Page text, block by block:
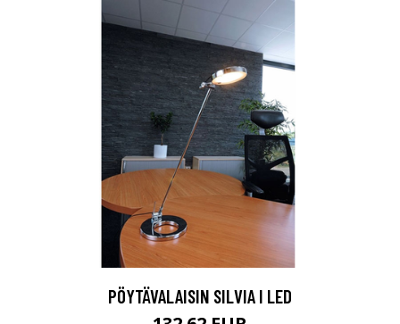
PÖYTÄVALAISIN SILVIA I LED